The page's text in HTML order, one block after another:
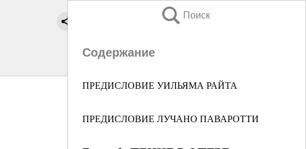
Поиск
Содержание
ПРЕДИСЛОВИЕ УИЛЬЯМА РАЙТА
ПРЕДИСЛОВИЕ ЛУЧАНО ПАВАРОТТИ